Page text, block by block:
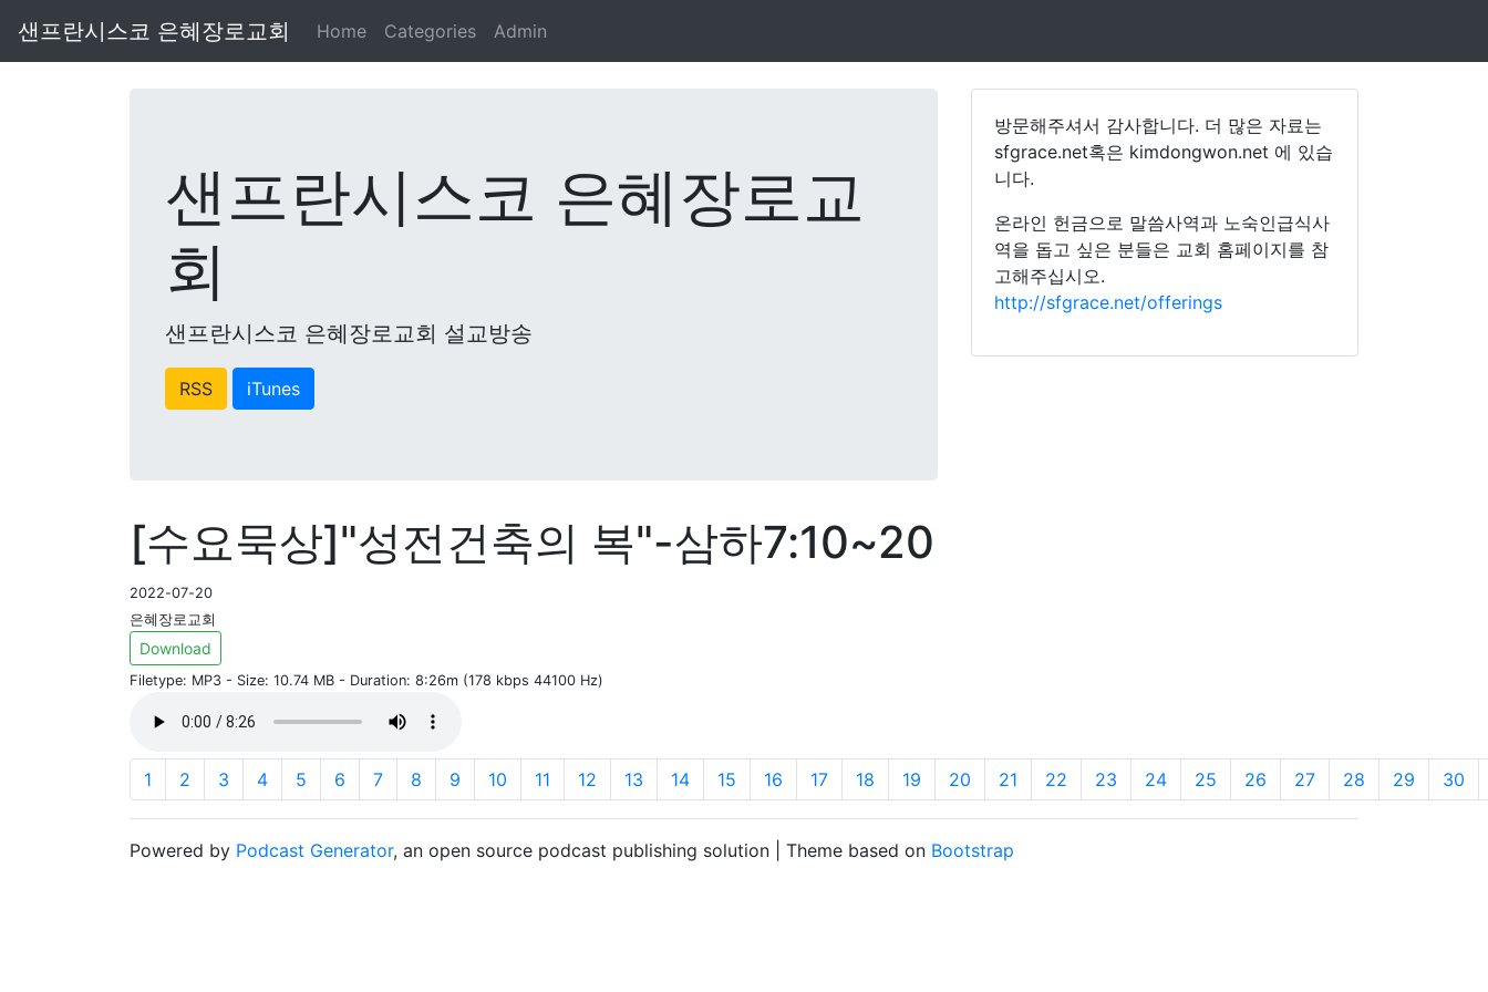
샌프란시스코 은혜장로교회 Home Categories Admin
샌프란시스코 은혜장로교
회
샌프란시스코 은혜장로교회 설교방송
RSS iTunes
방문해주셔서 감사합니다. 더 많은 자료는
sfgrace.net혹은 kimdongwon.net 에 있습
니다.
온라인 헌금으로 말씀사역과 노숙인급식사
역을 돕고 싶은 분들은 교회 홈페이지를 참
고해주십시오.
http://sfgrace.net/offerings
[수요묵상]"성전건축의 복"-삼하7:10~20
2022-07-20
은혜장로교회
Download
Filetype: MP3 - Size: 10.74 MB - Duration: 8:26m (178 kbps 44100 Hz)
1 2 3 4 5 6 7 8 9 10 11 12 13 14 15 16 17 18 19 20 21 22 23 24 25 26 27 28 29 30
Powered by Podcast Generator, an open source podcast publishing solution | Theme based on Bootstrap